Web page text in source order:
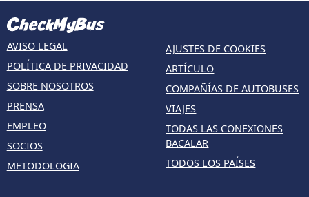
AVISO LEGAL
POLÍTICA DE PRIVACIDAD
SOBRE NOSOTROS
PRENSA
EMPLEO
SOCIOS
METODOLOGIA
AJUSTES DE COOKIES
ARTÍCULO
COMPAÑÍAS DE AUTOBUSES
VIAJES
TODAS LAS CONEXIONES
BACALAR
TODOS LOS PAÍSES